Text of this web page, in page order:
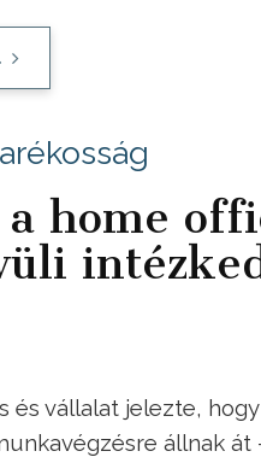
home
és vállalat jelezte,
állnak át